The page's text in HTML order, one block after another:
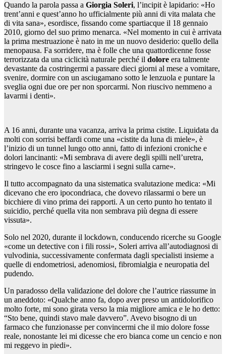
Quando la parola passa a Giorgia Soleri, l’incipit è lapidario: «Ho
trent’anni e quest’anno ho ufficialmente più anni di vita malata che
di vita sana», esordisce, fissando come spartiacque il 18 gennaio
2010, giorno del suo primo menarca. «Nel momento in cui è arrivata
la prima mestruazione è nato in me un nuovo desiderio: quello della
menopausa. Fa sorridere, ma è folle che una quattordicenne fosse
terrorizzata da una ciclicità naturale perché il dolore era talmente
devastante da costringermi a passare dieci giorni al mese a vomitare,
svenire, dormire con un asciugamano sotto le lenzuola e puntare la
sveglia ogni due ore per non sporcarmi. Non riuscivo nemmeno a
lavarmi i denti».
A 16 anni, durante una vacanza, arriva la prima cistite. Liquidata da
molti con sorrisi beffardi come una «cistite da luna di miele», è
l’inizio di un tunnel lungo otto anni, fatto di infezioni croniche e
dolori lancinanti: «Mi sembrava di avere degli spilli nell’uretra,
stringevo le cosce fino a lasciarmi i segni sulla carne».
Il tutto accompagnato da una sistematica svalutazione medica: «Mi
dicevano che ero ipocondriaca, che dovevo rilassarmi o bere un
bicchiere di vino prima dei rapporti. A un certo punto ho tentato il
suicidio, perché quella vita non sembrava più degna di essere
vissuta».
Solo nel 2020, durante il lockdown, conducendo ricerche su Google
«come un detective con i fili rossi», Soleri arriva all’autodiagnosi di
vulvodinia, successivamente confermata dagli specialisti insieme a
quelle di endometriosi, adenomiosi, fibromialgia e neuropatia del
pudendo.
Un paradosso della validazione del dolore che l’autrice riassume in
un aneddoto: «Qualche anno fa, dopo aver preso un antidolorifico
molto forte, mi sono girata verso la mia migliore amica e le ho detto:
“Sto bene, quindi stavo male davvero”. Avevo bisogno di un
farmaco che funzionasse per convincermi che il mio dolore fosse
reale, nonostante lei mi dicesse che ero bianca come un cencio e non
mi reggevo in piedi».